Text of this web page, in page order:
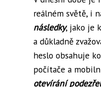
reálném světě, i
následky, jako je
a důkladně
heslo obsahuje
počítače a
otevírání